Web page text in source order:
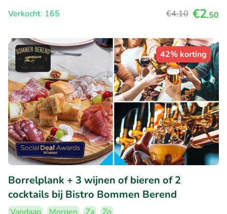
Verkocht: 165
€4,10 €2,50
42% korting
Borrelplank + 3 wijnen of bieren of 2
cocktails bij Bistro Bommen Berend